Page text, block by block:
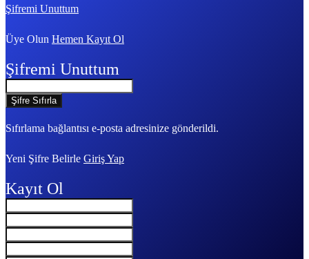
Şifremi Unuttum
Üye Olun Hemen Kayıt Ol
Şifremi Unuttum
Sıfırlama bağlantısı e-posta adresinize gönderildi.
Yeni Şifre Belirle Giriş Yap
Kayıt Ol